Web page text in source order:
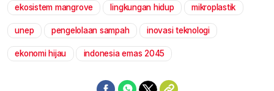
ekosistem mangrove lingkungan hidup mikroplastik
unep pengelolaan sampah inovasi teknologi
ekonomi hijau indonesia emas 2045